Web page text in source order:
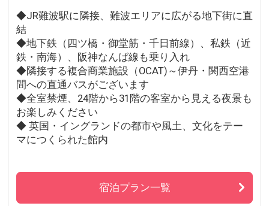
◆JR難波駅に隣接、難波エリアに広がる地下街に直
結
◆地下鉄（四ツ橋・御堂筋・千日前線）、私鉄（近
鉄・南海）、阪神なんば線も乗り入れ
◆隣接する複合商業施設（OCAT)～伊丹・関西空港
間への直通バスがございます
◆全室禁煙、24階から31階の客室から見える夜景も
お楽しみください
◆ 英国・イングランドの都市や風土、文化をテー
マにつくられた館内
宿泊プラン一覧